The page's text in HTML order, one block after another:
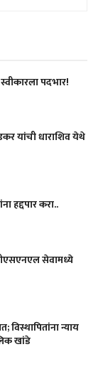
पदभार!
यांची धाराशिव येथे
हद्दपार करा..
सेवामध्ये
न्याय
खांडे